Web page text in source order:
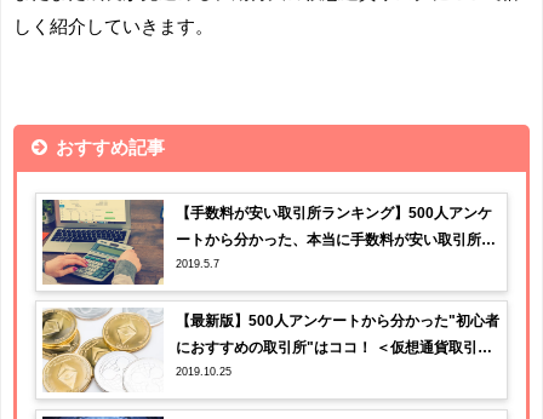
しく紹介していきます。
おすすめ記事
【手数料が安い取引所ランキング】500人アンケ
ートから分かった、本当に手数料が安い取引所は
ココ！
2019.5.7
【最新版】500人アンケートから分かった"初心者
におすすめの取引所"はココ！ ＜仮想通貨取引所1
0社を比較＞
2019.10.25